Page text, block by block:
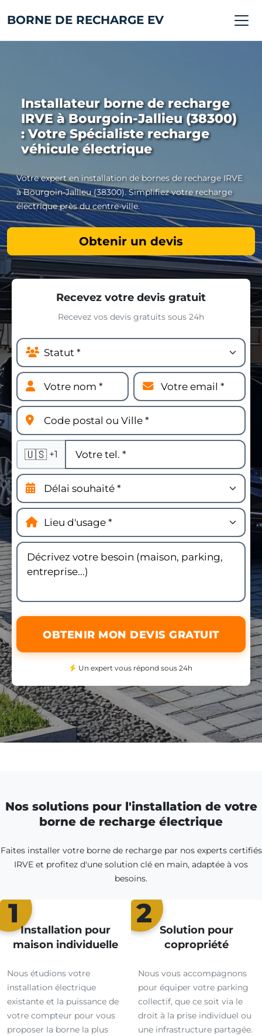
BORNE DE RECHARGE EV
Installateur borne de recharge
IRVE à Bourgoin-Jallieu (38300)
: Votre Spécialiste recharge
véhicule électrique
Votre expert en installation de bornes de recharge IRVE
à Bourgoin-Jallieu (38300). Simplifiez votre recharge
électrique près du centre-ville.
Obtenir un devis
Recevez votre devis gratuit
Recevez vos devis gratuits sous 24h
🇺🇸 +1
OBTENIR MON DEVIS GRATUIT
Un expert vous répond sous 24h
Nos solutions pour l'installation de votre
borne de recharge électrique
Faites installer votre borne de recharge par nos experts certifiés
IRVE et profitez d'une solution clé en main, adaptée à vos
besoins.
1
Installation pour
maison individuelle
Nous étudions votre
installation électrique
existante et la puissance de
votre compteur pour vous
proposer la borne la plus
2
Solution pour
copropriété
Nous vous accompagnons
pour équiper votre parking
collectif, que ce soit via le
droit à la prise individuel ou
une infrastructure partagée.